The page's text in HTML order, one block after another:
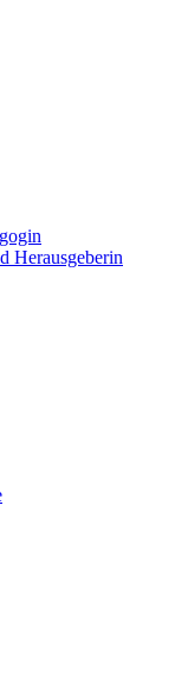
Herausgeberin